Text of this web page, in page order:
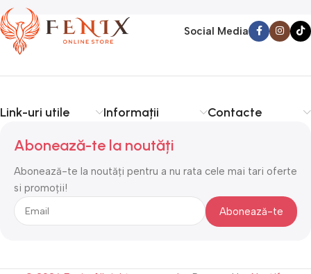
Social Media
Link-uri utile Informații Contacte
Abonează-te la noutăți
Abonează-te la noutăți pentru a nu rata cele mai tari oferte
si promoții!